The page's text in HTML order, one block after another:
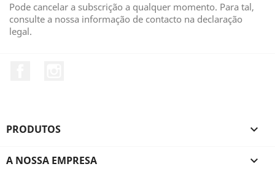
Pode cancelar a subscrição a qualquer momento. Para tal,
consulte a nossa informação de contacto na declaração
legal.
PRODUTOS 
A NOSSA EMPRESA 